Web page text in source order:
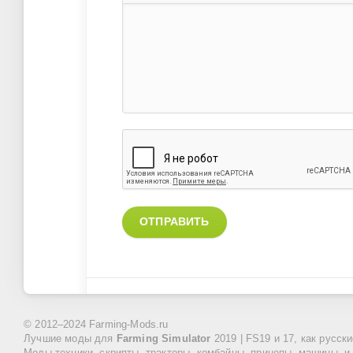
ОТПРАВИТЬ
© 2012–2024 Farming-Mods.ru
Лучшие моды для
Farming Simulator 2019 | FS19 и 17, как